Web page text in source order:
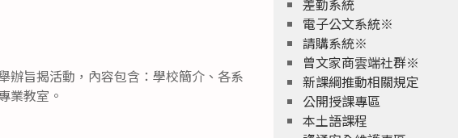
辦旨揭活動，內容包含：學校簡介、各系
業教室。
差勤系統
電子公文系統※
請購系統※
曾文家商雲端社群※
新課綱推動相關規定
公開授課專區
本土語課程